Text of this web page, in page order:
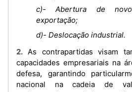
c)- Abertura de
exportação;
d)- Deslocação industrial.
2. As contrapartidas visam também a criação de
capacidades empresariais na
defesa, garantindo
nacional na cadeia de